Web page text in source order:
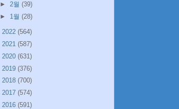
► 2월 (39)
► 1월 (28)
2022 (564)
2021 (587)
2020 (631)
2019 (376)
2018 (700)
2017 (574)
2016 (591)